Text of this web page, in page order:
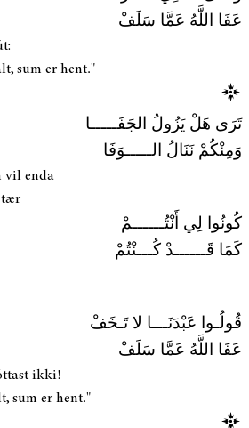
عَفَا اللَّهُ عَمَّا سَلَفْ
sum er hent."
تَرَى هَلْ يَزُولُ الجَفَـــــا
وَمِنْكُمْ نَنَالُ الـــــوَفَا
vil enda
tær
كُونُوا لِي أَنْتُــــــمْ
كَمَا قَــــــدْ كُـــنْتُمْ
قُولُـوا عَبْدَنَـــا لا تَـخَفْ
عَفَا اللَّهُ عَمَّا سَلَفْ
ikki!
sum er hent."